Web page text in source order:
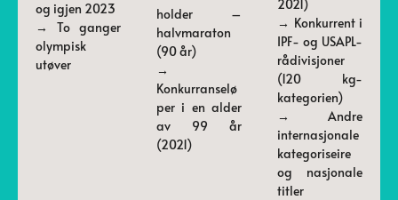
og igjen 2023
→ To ganger
olympisk
utøver
holder –
halvmaraton
(90 år)
→
Konkurranselø
per i en alder
av 99 år
(2021)
2021)
→ Konkurrent i
IPF- og USAPL-
rådivisjoner
(120 kg-
kategorien)
→ Andre
internasjonale
kategoriseire
og nasjonale
titler